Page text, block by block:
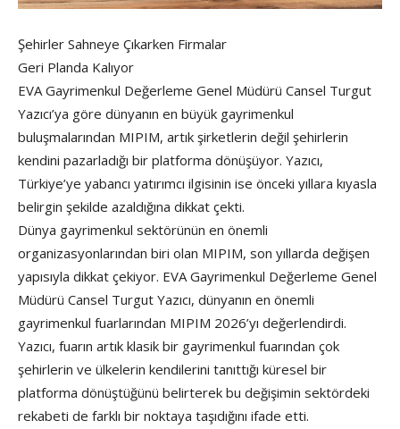
Şehirler Sahneye Çıkarken Firmalar
Geri Planda Kalıyor
EVA Gayrimenkul Değerleme Genel Müdürü Cansel Turgut
Yazıcı’ya göre dünyanın en büyük gayrimenkul
buluşmalarından MIPIM, artık şirketlerin değil şehirlerin
kendini pazarladığı bir platforma dönüşüyor. Yazıcı,
Türkiye’ye yabancı yatırımcı ilgisinin ise önceki yıllara kıyasla
belirgin şekilde azaldığına dikkat çekti.
Dünya gayrimenkul sektörünün en önemli
organizasyonlarından biri olan MIPIM, son yıllarda değişen
yapısıyla dikkat çekiyor. EVA Gayrimenkul Değerleme Genel
Müdürü Cansel Turgut Yazıcı, dünyanın en önemli
gayrimenkul fuarlarından MIPIM 2026’yı değerlendirdi.
Yazıcı, fuarın artık klasik bir gayrimenkul fuarından çok
şehirlerin ve ülkelerin kendilerini tanıttığı küresel bir
platforma dönüştüğünü belirterek bu değişimin sektördeki
rekabeti de farklı bir noktaya taşıdığını ifade etti.